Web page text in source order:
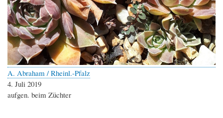
A. Abraham / Rheinl.-Pfalz
4. Juli 2019
aufgen. beim Züchter